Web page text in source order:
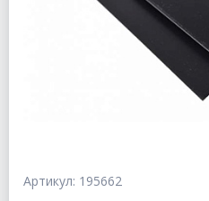
Артикул: 195662